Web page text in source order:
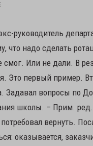
руководитель
что надо сделать
смог. Или не дали. В
Это первый пример.
Задавал вопросы по
школы. – Прим.
вернуть.
оказывается,